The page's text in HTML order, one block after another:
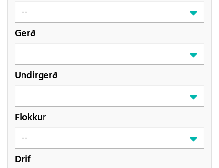
Gerð
Undirgerð
Flokkur
Drif